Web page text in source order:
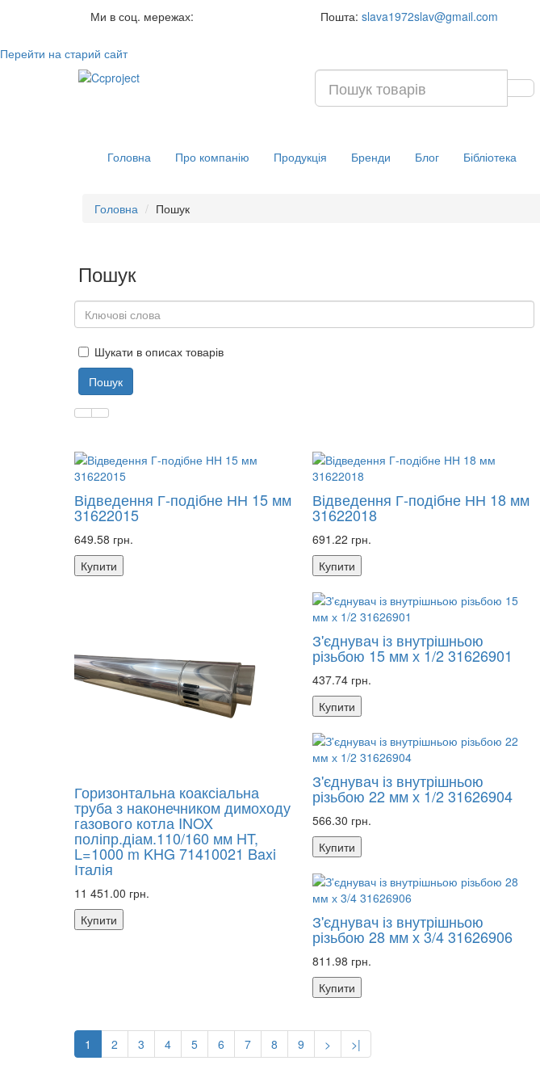
Ми в соц. мережах: Пошта: slava1972slav@gmail.com
Перейти на старий сайт
Головна Про компанію Продукція Бренди Блог Бібліотека
Головна Пошук
Пошук
Шукати в описах товарів
Відведення Г-подібне НН 15 мм
31622015
649.58 грн.
Купити
Відведення Г-подібне НН 18 мм
31622018
691.22 грн.
Купити
Горизонтальна коаксіальна
труба з наконечником димоходу
газового котла INOX
поліпр.діам.110/160 мм HT,
L=1000 m KHG 71410021 Baxi
Італія
11 451.00 грн.
Купити
З'єднувач із внутрішньою
різьбою 15 мм х 1/2 31626901
437.74 грн.
Купити
З'єднувач із внутрішньою
різьбою 22 мм х 1/2 31626904
566.30 грн.
Купити
З'єднувач із внутрішньою
різьбою 28 мм х 3/4 31626906
811.98 грн.
Купити
1 2 3 4 5 6 7 8 9 > >|